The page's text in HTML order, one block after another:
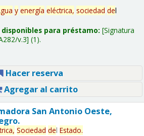
y energía eléctrica, sociedad del
para préstamo: Signatura
v.3 (1).
Hacer reserva
Agregar al carrito
San Antonio Oeste,
Sociedad del Estado.